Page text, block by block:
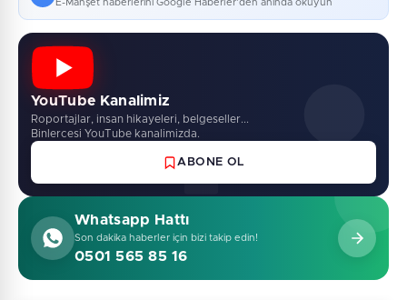
E-Manşet haberlerini Google Haberler'den anında okuyun
YouTube Kanalimiz
Roportajlar, insan hikayeleri, belgeseller...
Binlercesi YouTube kanalimizda.
ABONE OL
Whatsapp Hattı
Son dakika haberler için bizi takip edin!
0501 565 85 16